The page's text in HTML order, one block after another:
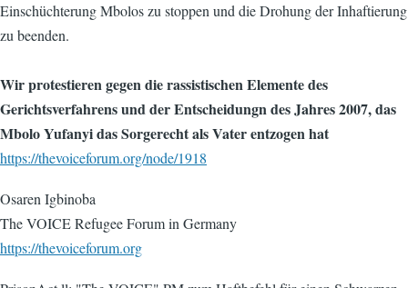
Einschüchterung Mbolos zu stoppen und die Drohung der Inhaftierung
zu beenden.
Wir protestieren gegen die rassistischen Elemente des
Gerichtsverfahrens und der Entscheidungn des Jahres 2007, das
Mbolo Yufanyi das Sorgerecht als Vater entzogen hat
https://thevoiceforum.org/node/1918
Osaren Igbinoba
The VOICE Refugee Forum in Germany
https://thevoiceforum.org